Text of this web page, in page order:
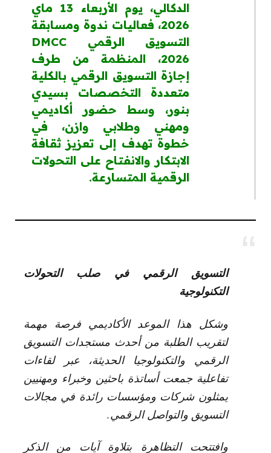
الدكالي، يوم الأربعاء 13 ماي
2026، فعاليات ندوة ومسابقة
التسويق الرقمي DMCC
2026، المنظمة من طرف
إجازة التسويق الرقمي بالكلية
متعددة التخصصات بسيدي
بنور، وسط حضور أكاديمي
ومهني وطلابي وازن، في
خطوة تهدف إلى تعزيز ثقافة
الابتكار والانفتاح على التحولات
الرقمية المتسارعة.
التسويق الرقمي في صلب التحولات
التكنولوجية
وشكل هذا الموعد الأكاديمي فرصة مهمة
لتقريب الطلبة من أحدث مستجدات التسويق
الرقمي والتكنولوجيا الحديثة، عبر لقاءات
تفاعلية جمعت أساتذة باحثين وخبراء ومهنيين
يمثلون شركات ومؤسسات رائدة في مجالات
التسويق والتواصل الرقمي.
وافتتحت التظاهرة بتلاوة آيات من الذكر